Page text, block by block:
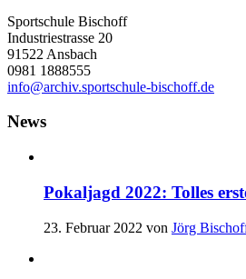
Sportschule Bischoff
Industriestrasse 20
91522 Ansbach
0981 1888555
info@archiv.sportschule-bischoff.de
News
Pokaljagd 2022: Tolles
23. Februar 2022 von Jörg